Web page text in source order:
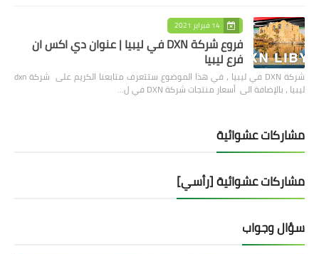
14 فبراير 2021
فروع شركة DXN في ليبيا | عنوان دي اكس ان
فرع ليبيا
شركة DXN في ليبيا ، في هذا الموضوع ستتعرف متابعنا الكريم على شركة dxn
ليبيا ، بالإضافة الى أسعار منتجات شركة DXN في ل…
مشاركات عشوائية
مشاركات عشوائية [رأسي]
سؤال وجواب